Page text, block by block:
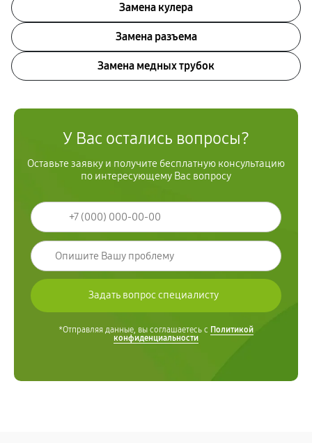
Замена кулера
Замена разъема
Замена медных трубок
У Вас остались вопросы?
Оставьте заявку и получите бесплатную консультацию
по интересующему Вас вопросу
*Отправляя данные, вы соглашаетесь с Политикой
конфиденциальности